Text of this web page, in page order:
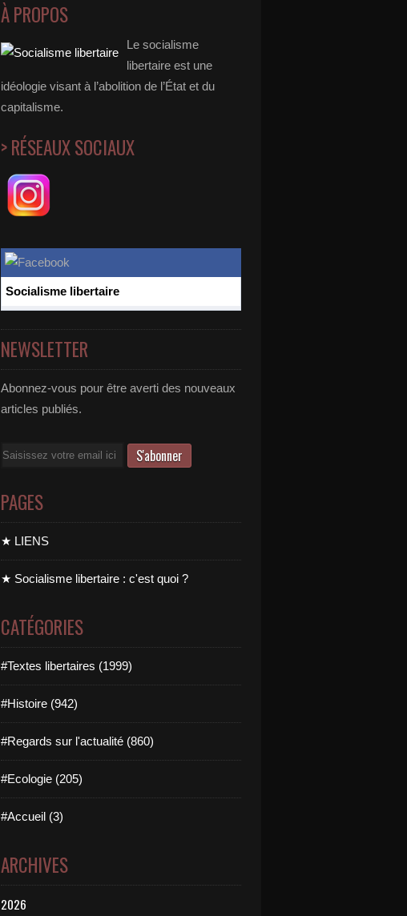
À PROPOS
Le socialisme
libertaire est une
idéologie visant à l’abolition de l’État et du
capitalisme.
> RÉSEAUX SOCIAUX
Socialisme libertaire
NEWSLETTER
Abonnez-vous pour être averti des nouveaux
articles publiés.
Email
PAGES
★ LIENS
★ Socialisme libertaire : c'est quoi ?
CATÉGORIES
#Textes libertaires (1999)
#Histoire (942)
#Regards sur l'actualité (860)
#Ecologie (205)
#Accueil (3)
ARCHIVES
2026